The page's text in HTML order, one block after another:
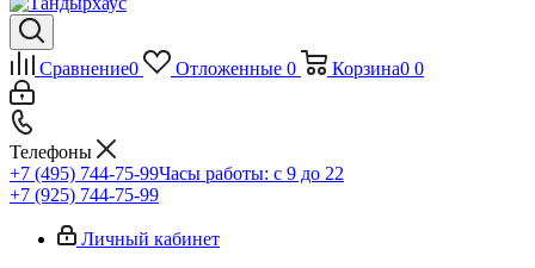
Сравнение0 Отложенные 0 Корзина0 0
Телефоны
+7 (495) 744-75-99Часы работы: c 9 до 22
+7 (925) 744-75-99
Личный кабинет